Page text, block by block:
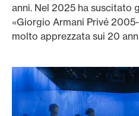
anni. Nel 2025 ha suscitato
«Giorgio Armani Privé
molto apprezzata sui 20